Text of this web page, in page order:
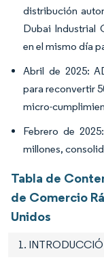
distribución
Dubai Industrial
en el mismo día
Abril de 2025:
para reconvertir
micro-
Febrero de
millones,
Tabla de
de Comercio
Unidos
1.